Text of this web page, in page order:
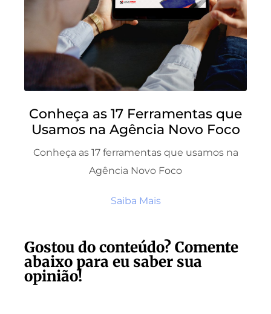
Conheça as 17 Ferramentas que
Usamos na Agência Novo Foco
Conheça as 17 ferramentas que usamos na
Agência Novo Foco
Saiba Mais
Gostou do conteúdo? Comente
abaixo para eu saber sua
opinião!